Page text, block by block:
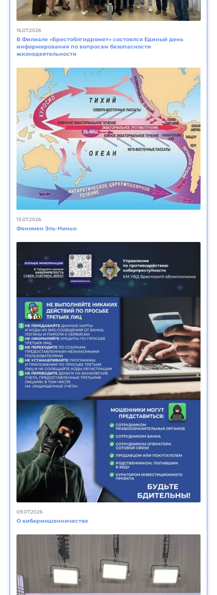
16.07.2026
В Филиале «Брестоблгидромет» состоялся Единый день
информирования по вопросам безопасности
жизнедеятельности
13.07.2026
Феномен Эль-Ниньо
09.07.2026
О кибермошенничестве